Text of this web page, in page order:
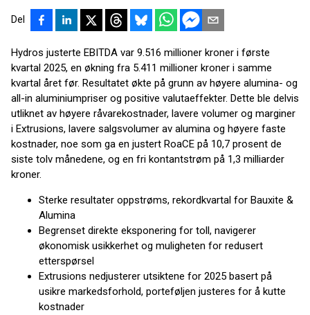
Del
Hydros justerte EBITDA var 9.516 millioner kroner i første
kvartal 2025, en økning fra 5.411 millioner kroner i samme
kvartal året før. Resultatet økte på grunn av høyere alumina- og
all-in aluminiumpriser og positive valutaeffekter. Dette ble delvis
utliknet av høyere råvarekostnader, lavere volumer og marginer
i Extrusions, lavere salgsvolumer av alumina og høyere faste
kostnader, noe som ga en justert RoaCE på 10,7 prosent de
siste tolv månedene, og en fri kontantstrøm på 1,3 milliarder
kroner.
Sterke resultater oppstrøms, rekordkvartal for Bauxite &
Alumina
Begrenset direkte eksponering for toll, navigerer
økonomisk usikkerhet og muligheten for redusert
etterspørsel
Extrusions nedjusterer utsiktene for 2025 basert på
usikre markedsforhold, porteføljen justeres for å kutte
kostnader